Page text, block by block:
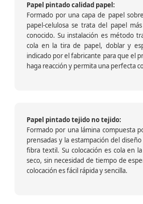
Papel pintado calidad papel:
Formado por una capa de papel
papel-celulosa se trata del papel
conocido. Su instalación es método
cola en la tira de papel, doblar y
indicado por el fabricante para que el
haga reacción y permita una perfecta
Papel pintado tejido no tejido:
Formado por una lámina compuesta
prensadas y la estampación del
fibra textil. Su colocación es cola en
seco, sin necesidad de tiempo de
colocación es fácil rápida y sencilla.